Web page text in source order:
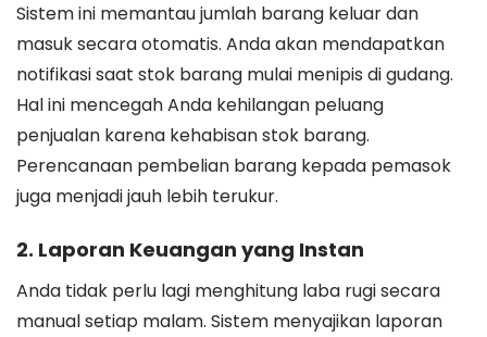
Sistem ini memantau jumlah barang keluar dan
masuk secara otomatis. Anda akan mendapatkan
notifikasi saat stok barang mulai menipis di gudang.
Hal ini mencegah Anda kehilangan peluang
penjualan karena kehabisan stok barang.
Perencanaan pembelian barang kepada pemasok
juga menjadi jauh lebih terukur.
2. Laporan Keuangan yang Instan
Anda tidak perlu lagi menghitung laba rugi secara
manual setiap malam. Sistem menyajikan laporan